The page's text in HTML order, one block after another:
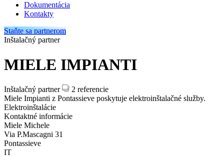
Dokumentácia
Kontakty
Staňte sa partnerom
Inštalačný partner
MIELE IMPIANTI
Inštalačný partner
2 referencie
Miele Impianti z Pontassieve poskytuje elektroinštalačné služby.
Elektroinštalácie
Kontaktné informácie
Miele Michele
Via P.Mascagni 31
Pontassieve
IT